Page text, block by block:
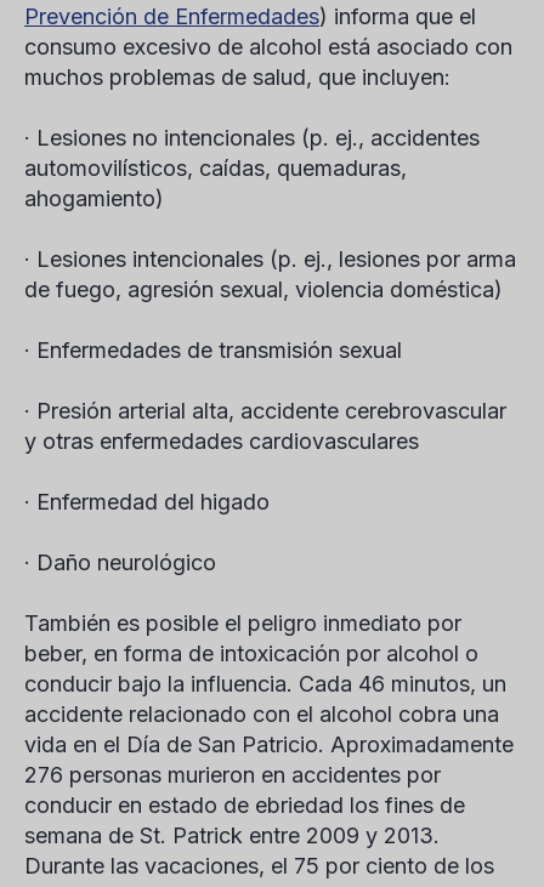
Prevención de Enfermedades) informa que el
consumo excesivo de alcohol está asociado con
muchos problemas de salud, que incluyen:
· Lesiones no intencionales (p. ej., accidentes
automovilísticos, caídas, quemaduras,
ahogamiento)
· Lesiones intencionales (p. ej., lesiones por arma
de fuego, agresión sexual, violencia doméstica)
· Enfermedades de transmisión sexual
· Presión arterial alta, accidente cerebrovascular
y otras enfermedades cardiovasculares
· Enfermedad del higado
· Daño neurológico
También es posible el peligro inmediato por
beber, en forma de intoxicación por alcohol o
conducir bajo la influencia. Cada 46 minutos, un
accidente relacionado con el alcohol cobra una
vida en el Día de San Patricio. Aproximadamente
276 personas murieron en accidentes por
conducir en estado de ebriedad los fines de
semana de St. Patrick entre 2009 y 2013.
Durante las vacaciones, el 75 por ciento de los